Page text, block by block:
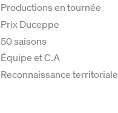
Productions en tournée
Prix Duceppe
50 saisons
Équipe et C.A
Reconnaissance territoriale